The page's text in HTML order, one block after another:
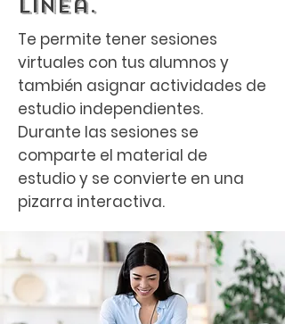
línea.
Te permite tener sesiones
virtuales con tus alumnos y
también asignar actividades de
estudio independientes.
Durante las sesiones se
comparte el material de
estudio y se convierte en una
pizarra interactiva.